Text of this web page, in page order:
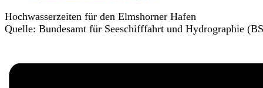
Hochwasserzeiten für den Elmshorner Hafen
Quelle: Bundesamt für Seeschifffahrt und Hydrographie